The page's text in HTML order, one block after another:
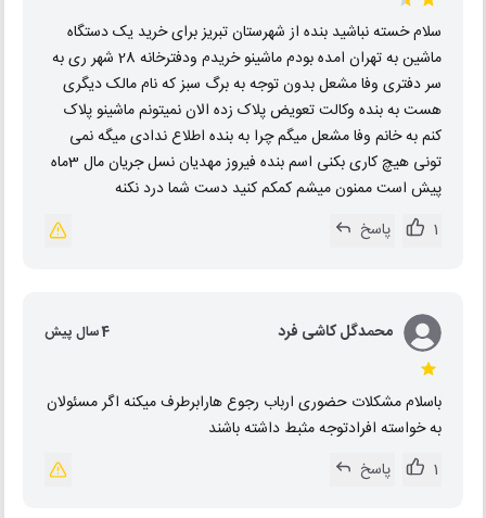
سلام خسته نباشید بنده از شهرستان تبریز برای خرید یک دستگاه
ماشین به تهران امده بودم ماشینو خریدم ودفترخانه 28 شهر ری به
سر دفتری وفا مشعل بدون توجه به برگ سبز که نام مالک دیگری
هست به بنده وکالت تعویض پلاک زده الان نمیتونم ماشینو پلاک
کنم به خانم وفا مشعل میگم چرا به بنده اطلاع ندادی میگه نمی
تونی هیچ کاری بکنی اسم بنده فیروز مهدیان نسل جریان مال 3ماه
پیش است ممنون میشم کمکم کنید دست شما درد نکنه
1
پاسخ
محمدگل کاشی فرد 4 سال پیش
باسلام مشکلات حضوری ارباب رجوع هارابرطرف میکنه اگر مسئولان
به خواسته افرادتوجه مثبط داشته باشند
1
پاسخ